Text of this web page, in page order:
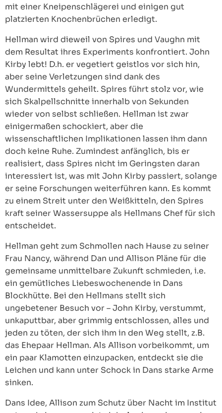
mit einer Kneipenschlägerei und einigen gut
platzierten Knochenbrüchen erledigt.
Hellman wird dieweil von Spires und Vaughn mit
dem Resultat ihres Experiments konfrontiert. John
Kirby lebt! D.h. er vegetiert geistlos vor sich hin,
aber seine Verletzungen sind dank des
Wundermittels geheilt. Spires führt stolz vor, wie
sich Skalpellschnitte innerhalb von Sekunden
wieder von selbst schließen. Hellman ist zwar
einigermaßen schockiert, aber die
wissenschaftlichen Implikationen lassen ihm dann
doch keine Ruhe. Zumindest anfänglich, bis er
realisiert, dass Spires nicht im Geringsten daran
interessiert ist, was mit John Kirby passiert, solange
er seine Forschungen weiterführen kann. Es kommt
zu einem Streit unter den Weißkitteln, den Spires
kraft seiner Wassersuppe als Hellmans Chef für sich
entscheidet.
Hellman geht zum Schmollen nach Hause zu seiner
Frau Nancy, während Dan und Allison Pläne für die
gemeinsame unmittelbare Zukunft schmieden, i.e.
ein gemütliches Liebeswochenende in Dans
Blockhütte. Bei den Hellmans stellt sich
ungebetener Besuch vor – John Kirby, verstummt,
unkaputtbar, aber grimmig entschlossen, alles und
jeden zu töten, der sich ihm in den Weg stellt, z.B.
das Ehepaar Hellman. Als Allison vorbeikommt, um
ein paar Klamotten einzupacken, entdeckt sie die
Leichen und kann unter Schock in Dans starke Arme
sinken.
Dans Idee, Allison zum Schutz über Nacht im Institut